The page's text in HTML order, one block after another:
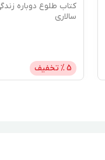
کتاب طلوع دوباره
سالاری
5% تخفیف